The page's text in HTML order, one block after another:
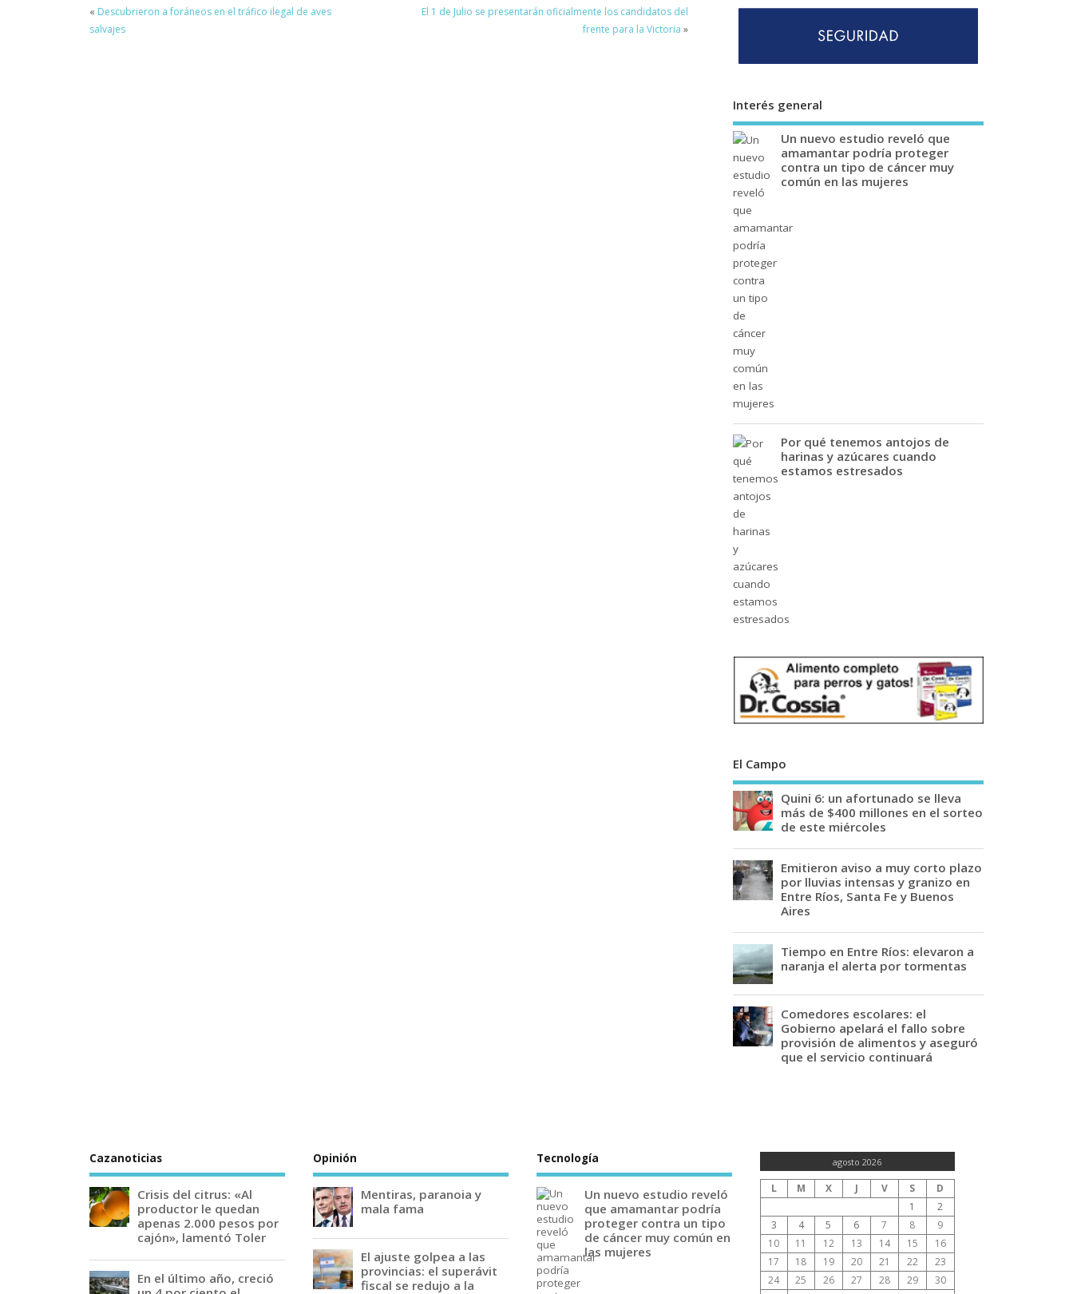
« Descubrieron a foráneos en el tráfico ilegal de aves
salvajes
El 1 de Julio se presentarán oficialmente los candidatos del
frente para la Victoria »
Interés general
Un nuevo estudio reveló que
amamantar podría proteger
contra un tipo de cáncer muy
común en las mujeres
Por qué tenemos antojos de
harinas y azúcares cuando
estamos estresados
El Campo
Quini 6: un afortunado se lleva
más de $400 millones en el sorteo
de este miércoles
Emitieron aviso a muy corto plazo
por lluvias intensas y granizo en
Entre Ríos, Santa Fe y Buenos
Aires
Tiempo en Entre Ríos: elevaron a
naranja el alerta por tormentas
Comedores escolares: el
Gobierno apelará el fallo sobre
provisión de alimentos y aseguró
que el servicio continuará
Cazanoticias
Crisis del citrus: «Al
productor le quedan
apenas 2.000 pesos por
cajón», lamentó Toler
En el último año, creció
Opinión
Mentiras, paranoia y
mala fama
El ajuste golpea a las
provincias: el superávit
fiscal se redujo a la
Tecnología
Un nuevo estudio reveló
que amamantar podría
proteger contra un tipo
de cáncer muy común en
las mujeres
agosto 2026
L M X J V S
D
1
2
3
4 5 6 7 8
9
10
11 12 13 14 15
16
17
18 19 20 21 22
23
24
25 26 27 28 29
30